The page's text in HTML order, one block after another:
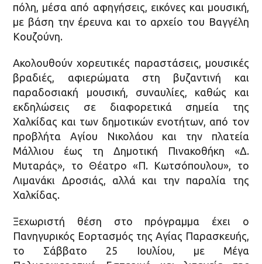
πόλη, μέσα από αφηγήσεις, εικόνες και μουσική,
με βάση την έρευνα και το αρχείο του Βαγγέλη
Κουζούνη.
Ακολουθούν χορευτικές παραστάσεις, μουσικές
βραδιές, αφιερώματα στη βυζαντινή και
παραδοσιακή μουσική, συναυλίες, καθώς και
εκδηλώσεις σε διαφορετικά σημεία της
Χαλκίδας και των δημοτικών ενοτήτων, από τον
προβλήτα Αγίου Νικολάου και την πλατεία
Μάλλιου έως τη Δημοτική Πινακοθήκη «Δ.
Μυταράς», το Θέατρο «Π. Κωτσόπουλου», το
Λιμανάκι Δροσιάς, αλλά και την παραλία της
Χαλκίδας.
Ξεχωριστή θέση στο πρόγραμμα έχει ο
Πανηγυρικός Εορτασμός της Αγίας Παρασκευής,
το Σάββατο 25 Ιουλίου, με Μέγα